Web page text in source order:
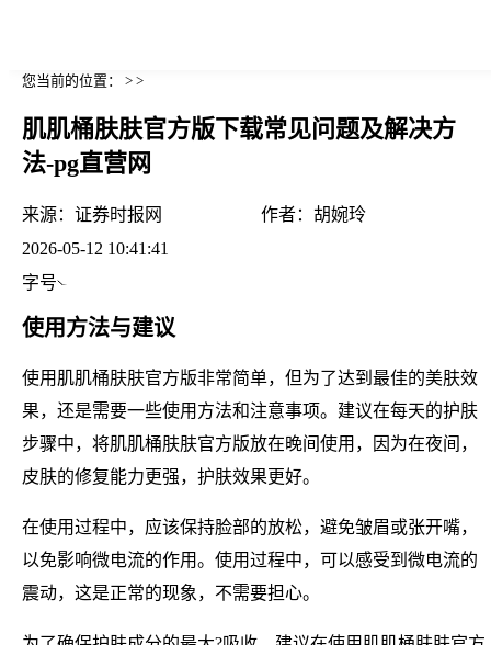
您当前的位置： > >
肌肌桶肤肤官方版下载常见问题及解决方
法-pg直营网
来源： 证券时报网 作者： 胡婉玲
2026-05-12 10:41:41
字号
使用方法与建议
使用肌肌桶肤肤官方版非常简单，但为了达到最佳的美肤效
果，还是需要一些使用方法和注意事项。建议在每天的护肤
步骤中，将肌肌桶肤肤官方版放在晚间使用，因为在夜间，
皮肤的修复能力更强，护肤效果更好。
在使用过程中，应该保持脸部的放松，避免皱眉或张开嘴，
以免影响微电流的作用。使用过程中，可以感受到微电流的
震动，这是正常的现象，不需要担心。